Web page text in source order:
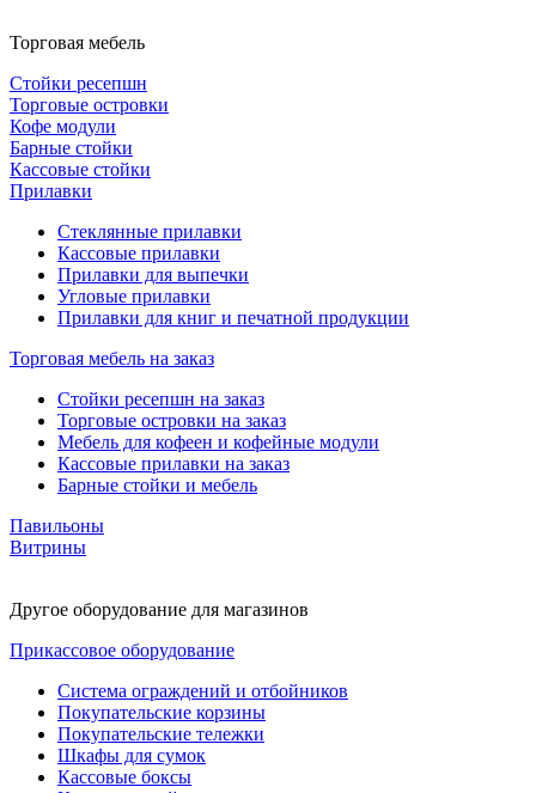
Торговая мебель
Стойки ресепшн
Торговые островки
Кофе модули
Барные стойки
Кассовые стойки
Прилавки
Стеклянные прилавки
Кассовые прилавки
Прилавки для выпечки
Угловые прилавки
Прилавки для книг и печатной продукции
Торговая мебель на заказ
Стойки ресепшн на заказ
Торговые островки на заказ
Мебель для кофеен и кофейные модули
Кассовые прилавки на заказ
Барные стойки и мебель
Павильоны
Витрины
Другое оборудование для магазинов
Прикассовое оборудование
Система ограждений и отбойников
Покупательские корзины
Покупательские тележки
Шкафы для сумок
Кассовые боксы